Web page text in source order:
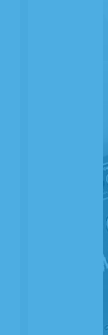
Requinto
EN STOCK.
ANTES DE LAS